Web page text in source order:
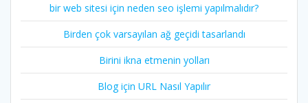
bir web sitesi için neden seo işlemi yapılmalıdır?
Birden çok varsayılan ağ geçidi tasarlandı
Birini ikna etmenin yolları
Blog için URL Nasıl Yapılır